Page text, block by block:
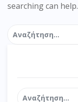
searching can help.
Αναζήτηση
για:
Αναζήτηση